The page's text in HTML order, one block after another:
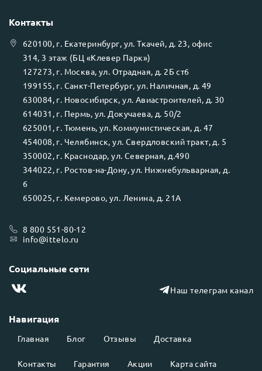
Навигация
Главная Блог Отзывы Доставка
Контакты Гарантия Акции Карта сайта
Контакты
620100, г. Екатеринбург, ул.Ткачей, д. 23, офис
314, 3 этаж (БЦ «Клевер Парк»)
127273, г. Москва, ул. Отрадная, д. 2Б ст6
199155, г. Санкт-Петербург, ул. Наличная, д. 49
630084, г. Новосибирск, ул. Авиастроителей, д. 30
614031 , г. Пермь, ул. Докучаева, д. 50/2
625001 , г. Тюмень, ул. Коммунистическая, д. 47
454008, г. Челябинск, ул. Свердловский тракт, д. 5
350002, г. Краснодар, ул. Северная, д.490
344022, г. Ростов-на-Дону, ул. Нижнебульварная, д.
6
650025, г. Кемерово, ул. Ленина, д. 21А
8 800 551-80-12
info@ittelo.ru
Социальные сети
Наш телеграм канал